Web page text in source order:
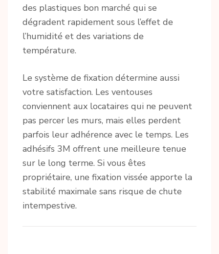
des plastiques bon marché qui se
dégradent rapidement sous l’effet de
l’humidité et des variations de
température.
Le système de fixation détermine aussi
votre satisfaction. Les ventouses
conviennent aux locataires qui ne peuvent
pas percer les murs, mais elles perdent
parfois leur adhérence avec le temps. Les
adhésifs 3M offrent une meilleure tenue
sur le long terme. Si vous êtes
propriétaire, une fixation vissée apporte la
stabilité maximale sans risque de chute
intempestive.